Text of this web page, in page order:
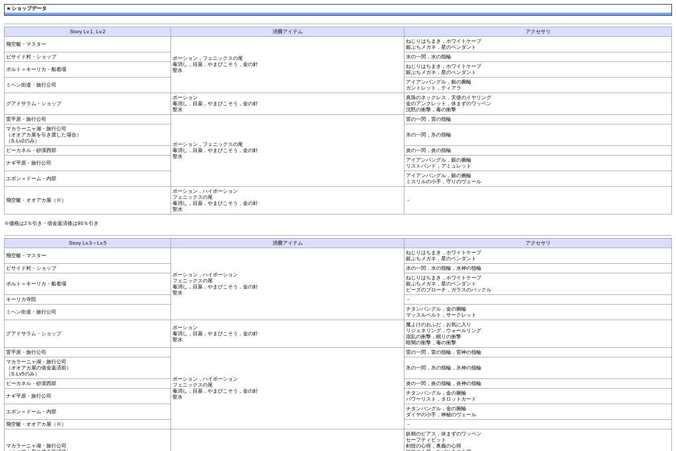
■ ショップデータ
Story Lv.1, Lv.2 消費アイテム アクセサリ
飛空艇・マスター
ポーション，フェニックスの尾
毒消し，目薬，やまびこそう，金の針
聖水
ねじりはちまき，ホワイトケープ
銀ぶちメガネ，星のペンダント
ビサイド村・ショップ
水の一閃，水の指輪
ポルト＝キーリカ・船着場
ねじりはちまき，ホワイトケープ
銀ぶちメガネ，星のペンダント
ミヘン街道・旅行公司
アイアンバングル，銀の腕輪
ガントレット，ティアラ
グアドサラム・ショップ
ポーション
毒消し，目薬，やまびこそう，金の針
聖水
真珠のネックレス，天使のイヤリング
金のアンクレット，休まずのワッペン
沈黙の衝撃，毒の衝撃
雷平原・旅行公司
ポーション，フェニックスの尾
毒消し，目薬，やまびこそう，金の針
聖水
雷の一閃，雷の指輪
マカラーニャ湖・旅行公司
（オオアカ屋を引き渡した場合）
（S.Lv2のみ）
氷の一閃，氷の指輪
ビーカネル・砂漠西部 炎の一閃，炎の指輪
ナギ平原・旅行公司
アイアンバングル，銀の腕輪
リストバンド，アミュレット
エボン＝ドーム・内部
アイアンバングル，銀の腕輪
ミスリルの小手，守りのヴェール
飛空艇・オオアカ屋（※）
ポーション，ハイポーション
フェニックスの尾
毒消し，目薬，やまびこそう，金の針
聖水
－
※価格は2％引き・借金返済後は90％引き
Story Lv.3～Lv.5 消費アイテム アクセサリ
飛空艇・マスター
ポーション，ハイポーション
フェニックスの尾
毒消し，目薬，やまびこそう，金の針
聖水
ねじりはちまき，ホワイトケープ
銀ぶちメガネ，星のペンダント
ビサイド村・ショップ
水の一閃，水の指輪，水神の指輪
ポルト＝キーリカ・船着場
ねじりはちまき，ホワイトケープ
銀ぶちメガネ，星のペンダント
ビーズのブローチ，ガラスのバックル
キーリカ寺院
－
ミヘン街道・旅行公司
チタンバングル，金の腕輪
マッスルベルト，サークレット
グアドサラム・ショップ
ポーション
毒消し，目薬，やまびこそう，金の針
聖水
魔よけのおふだ，お気に入り
リジェネリング，ウォールリング
混乱の衝撃，眠りの衝撃
暗闇の衝撃，毒の衝撃
雷平原・旅行公司
ポーション，ハイポーション
フェニックスの尾
毒消し，目薬，やまびこそう，金の針
聖水
雷の一閃，雷の指輪，雷神の指輪
マカラーニャ湖・旅行公司
（オオアカ屋の借金返済前）
（S.Lv5のみ）
氷の一閃，氷の指輪，氷神の指輪
ビーカネル・砂漠西部 炎の一閃，炎の指輪，炎神の指輪
ナギ平原・旅行公司
チタンバングル，金の腕輪
パワーリスト，タロットカード
エボン＝ドーム・内部
チタンバングル，金の腕輪
ダイヤの小手，神秘のヴェール
飛空艇・オオアカ屋（※）
－
マカラーニャ湖・旅行公司
妖精のピアス，休まずのワッペン
セーフティビット
剣技の心得，奥義の心得